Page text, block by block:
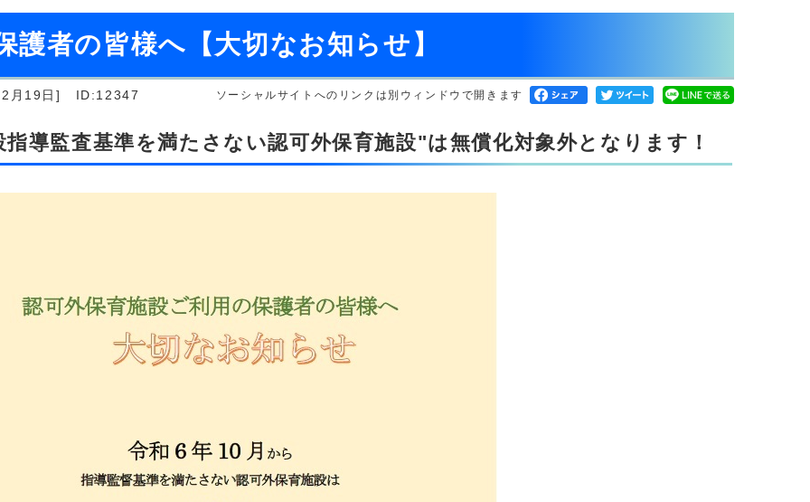
護者の皆様へ【大切なお知らせ】
月19日] ID:12347 ソーシャルサイトへのリンクは別ウィンドウで開きます
導監査基準を満たさない認可外保育施設"は無償化対象外となります！